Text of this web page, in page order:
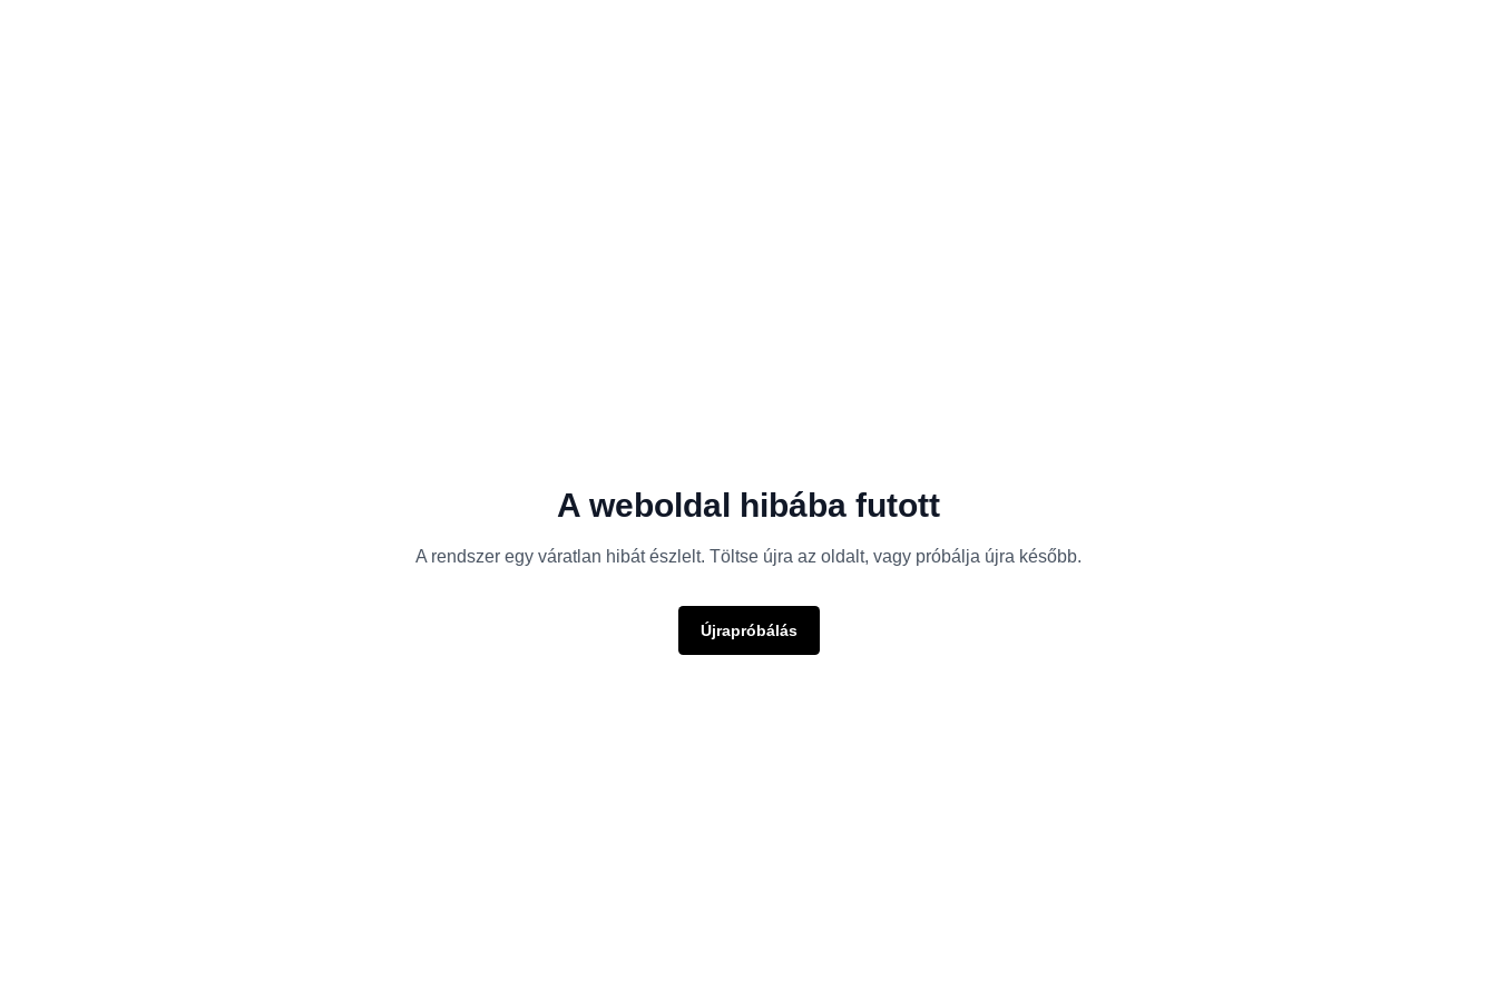
A weboldal hibába futott
A rendszer egy váratlan hibát észlelt. Töltse újra az oldalt, vagy próbálja újra később.
Újrapróbálás